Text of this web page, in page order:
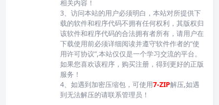
相关内容！
3、访问本站的用户必须明白，本站对所提供下
载的软件和程序代码不拥有任何权利，其版权归
该软件和程序代码的合法拥有者所有，请用户在
下载使用前必须详细阅读并遵守软件作者的“使
用许可协议”,本站仅仅是一个学习交流的平台。
如果您喜欢该程序，购买注册，得到更好的正版
服务！
4、如遇到加密压缩包，可使用7-ZIP解压,如遇
到无法解压的请联系管理员！